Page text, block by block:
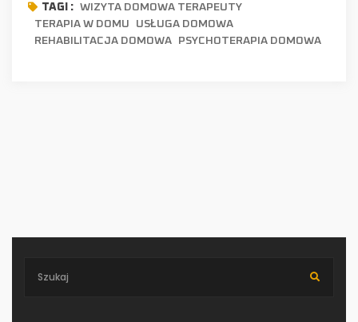
TAGI : WIZYTA DOMOWA TERAPEUTY
TERAPIA W DOMU
USŁUGA DOMOWA
REHABILITACJA DOMOWA
PSYCHOTERAPIA DOMOWA